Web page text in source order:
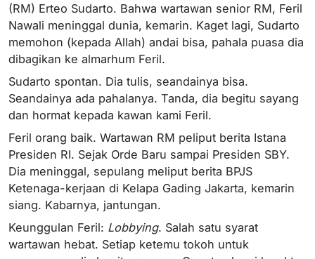
(RM) Erteo Sudarto. Bahwa wartawan senior RM, Feril
Nawali meninggal dunia, kemarin. Kaget lagi, Sudarto
memohon (kepada Allah) andai bisa, pahala puasa dia
dibagikan ke almarhum Feril.
Sudarto spontan. Dia tulis, seandainya bisa.
Seandainya ada pahalanya. Tanda, dia begitu sayang
dan hormat kepada kawan kami Feril.
Feril orang baik. Wartawan RM peliput berita Istana
Presiden RI. Sejak Orde Baru sampai Presiden SBY.
Dia meninggal, sepulang meliput berita BPJS
Ketenaga-kerjaan di Kelapa Gading Jakarta, kemarin
siang. Kabarnya, jantungan.
Keunggulan Feril: Lobbying. Salah satu syarat
wartawan hebat. Setiap ketemu tokoh untuk